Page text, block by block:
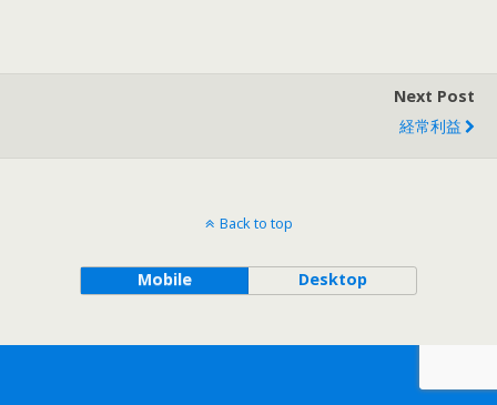
Next Post
経常利益
Back to top
Mobile Desktop